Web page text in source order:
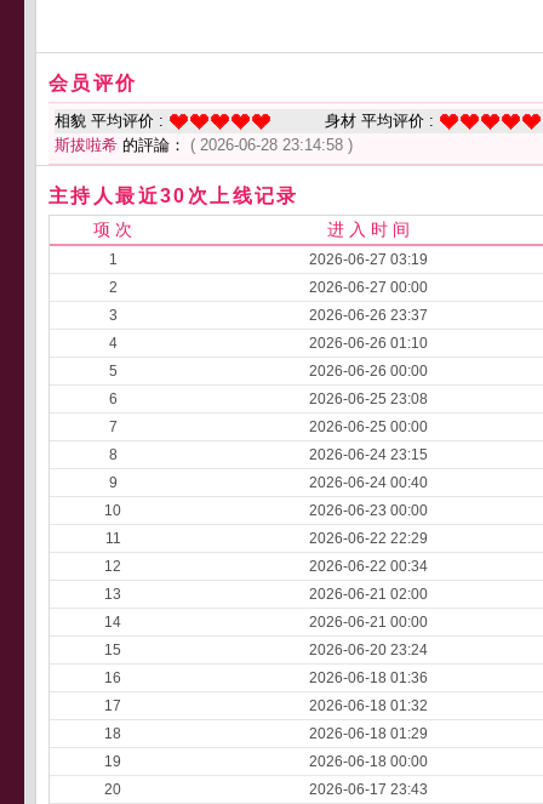
会员评价
相貌 平均评价 :
身材 平均评价 :
斯拔啦希 的評論： ( 2026-06-28 23:14:58 )
主持人最近30次上线记录
项 次 进 入 时 间
1
2026-06-27 03:19
2
2026-06-27 00:00
3
2026-06-26 23:37
4
2026-06-26 01:10
5
2026-06-26 00:00
6
2026-06-25 23:08
7
2026-06-25 00:00
8
2026-06-24 23:15
9
2026-06-24 00:40
10
2026-06-23 00:00
11
2026-06-22 22:29
12
2026-06-22 00:34
13
2026-06-21 02:00
14
2026-06-21 00:00
15
2026-06-20 23:24
16
2026-06-18 01:36
17
2026-06-18 01:32
18
2026-06-18 01:29
19
2026-06-18 00:00
20
2026-06-17 23:43